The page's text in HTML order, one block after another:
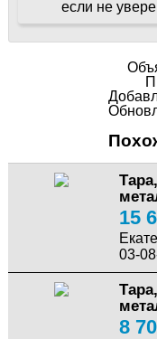
если не
15
03-
8